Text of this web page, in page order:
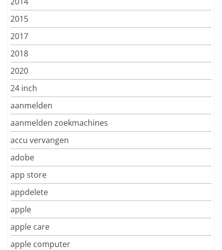
2015
2017
2018
2020
24 inch
aanmelden
aanmelden zoekmachines
accu vervangen
adobe
app store
appdelete
apple
apple care
apple computer